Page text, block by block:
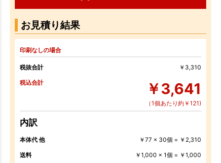
お見積り結果
印刷なしの場合
税抜合計 ￥3,310
税込合計 ￥3,641
（1個あたり約￥121)
内訳
本体代 他 ￥77 x 30個 = ￥2,310
送料 ￥1,000 x 1個 = ￥1,000